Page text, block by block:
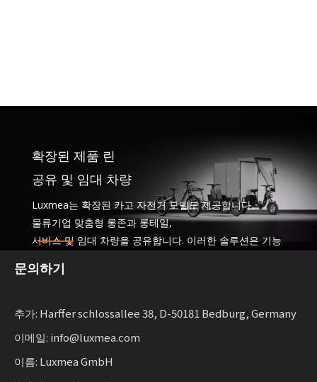
확장된 제품 린
공유 및 임대 차량
Luxmea는 확장된 카고 자전거 모델도 제공합니다.
물류기업 맞춤형 롱존과 롱테일,
서비스 및 임대 차량을 공유합니다. 이러한 솔루션은 기능
지속 가능한 이동성을 확장하는 기업을 위한 유연성을 제
문의하기
추가: Harffer schlossallee 38, D-50181 Bedburg, Germany
이메일: info@luxmea.com
이름: Luxmea GmbH